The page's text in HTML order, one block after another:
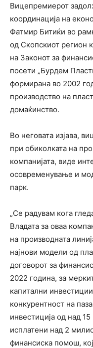
Вицепремиерот
координација на
Фатмир Битиќи во
од Скопскиот регион
на Законот за
посети „Бурдем
формирана во 2002
производство на
домаќинство.
Во неговата изјава,
при обиколката на
компанијата, виде
осовременување и
парк.
„Се радувам кога
Владата за оваа
на производната
најнови модели од
договорот за
2022 година, за
капитални
конкурентност на
инвестиција од над
исплатени над 2
финансиска помош,